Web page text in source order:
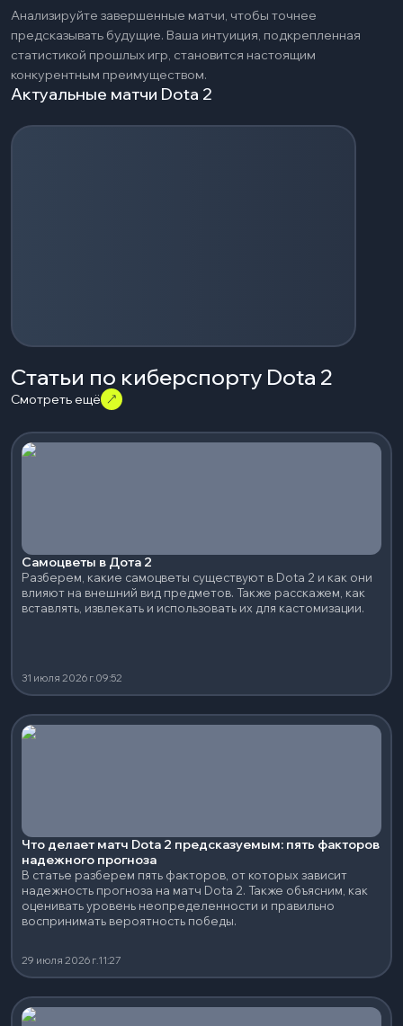
Анализируйте завершенные матчи, чтобы точнее
предсказывать будущие. Ваша интуиция, подкрепленная
статистикой прошлых игр, становится настоящим
конкурентным преимуществом.
Актуальные матчи Dota 2
Загрузка событий...
Статьи по киберспорту Dota 2
Смотреть ещё
Самоцветы в Дота 2
Разберем, какие самоцветы существуют в Dota 2 и как они
влияют на внешний вид предметов. Также расскажем, как
вставлять, извлекать и использовать их для кастомизации.
31 июля 2026 г.09:52
Что делает матч Dota 2 предсказуемым: пять факторов
надежного прогноза
В статье разберем пять факторов, от которых зависит
надежность прогноза на матч Dota 2. Также объясним, как
оценивать уровень неопределенности и правильно
воспринимать вероятность победы.
29 июля 2026 г.11:27